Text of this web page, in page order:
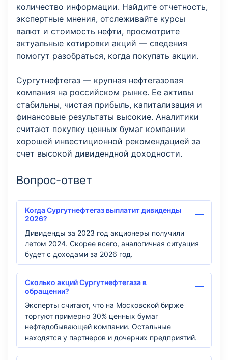
количество информации. Найдите отчетность,
экспертные мнения, отслеживайте курсы
валют и стоимость нефти, просмотрите
актуальные котировки акций — сведения
помогут разобраться, когда покупать акции.
Сургутнефтегаз — крупная нефтегазовая
компания на российском рынке. Ее активы
стабильны, чистая прибыль, капитализация и
финансовые результаты высокие. Аналитики
считают покупку ценных бумаг компании
хорошей инвестиционной рекомендацией за
счет высокой дивидендной доходности.
Вопрос-ответ
Когда Сургутнефтегаз выплатит дивиденды
2026?
Дивиденды за 2023 год акционеры получили
летом 2024. Скорее всего, аналогичная ситуация
будет с доходами за 2026 год.
Сколько акций Сургутнефтегаза в
обращении?
Эксперты считают, что на Московской бирже
торгуют примерно 30% ценных бумаг
нефтедобывающей компании. Остальные
находятся у партнеров и дочерних предприятий.